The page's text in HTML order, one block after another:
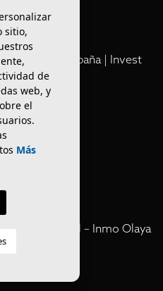
en España | Invest
Confidencial – Inmo Olaya
sitio,
de
web, y
el
Más